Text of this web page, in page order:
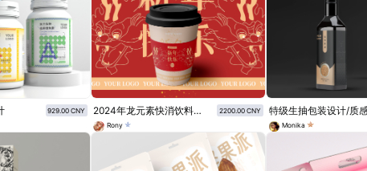
929.00 CNY
2024年龙元素快消饮料包装
2200.00 CNY
Rony
Monika